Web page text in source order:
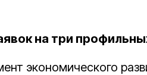
на три
экономического